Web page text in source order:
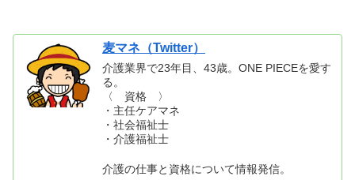
麦マネ（Twitter）
介護業界で23年目、43歳。ONE PIECEを愛す
る。
〈 資格 〉
・主任ケアマネ
・社会福祉士
・介護福祉士
介護の仕事と資格について情報発信。